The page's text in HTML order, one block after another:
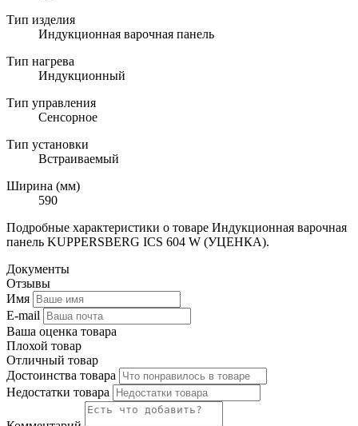
Тип изделия
Индукционная варочная панель
Тип нагрева
Индукционный
Тип управления
Сенсорное
Тип установки
Встраиваемый
Ширина (мм)
590
Подробные характеристики о товаре Индукционная варочная
панель KUPPERSBERG ICS 604 W (УЦЕНКА).
Документы
Отзывы
Имя
E-mail
Ваша оценка товара
Плохой товар
Отличный товар
Достоинства товара
Недостатки товара